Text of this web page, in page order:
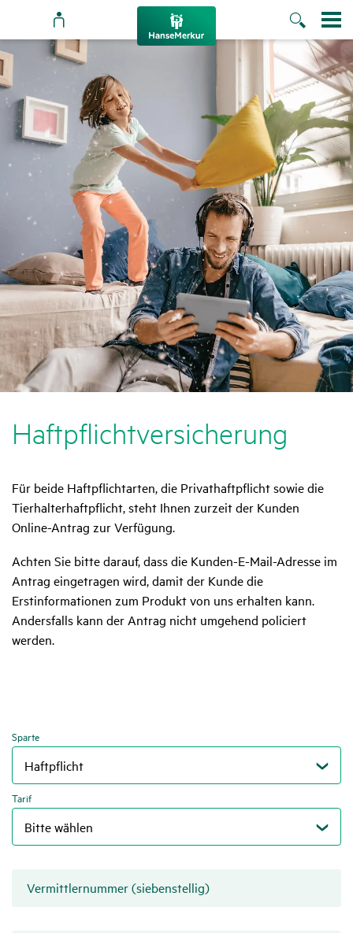
Haft­pflicht­ver­si­che­rung
Für beide Haftpflichtarten, die Privathaftpflicht sowie die
Tierhalterhaftpflicht, steht Ihnen zurzeit der Kunden
Online-Antrag zur Verfügung.
Achten Sie bitte darauf, dass die Kunden-E-Mail-Adresse im
Antrag eingetragen wird, damit der Kunde die
Erstinformationen zum Produkt von uns erhalten kann.
Andersfalls kann der Antrag nicht umgehend policiert
werden.
Sparte
Tarif
Vermittlernummer (siebenstellig)